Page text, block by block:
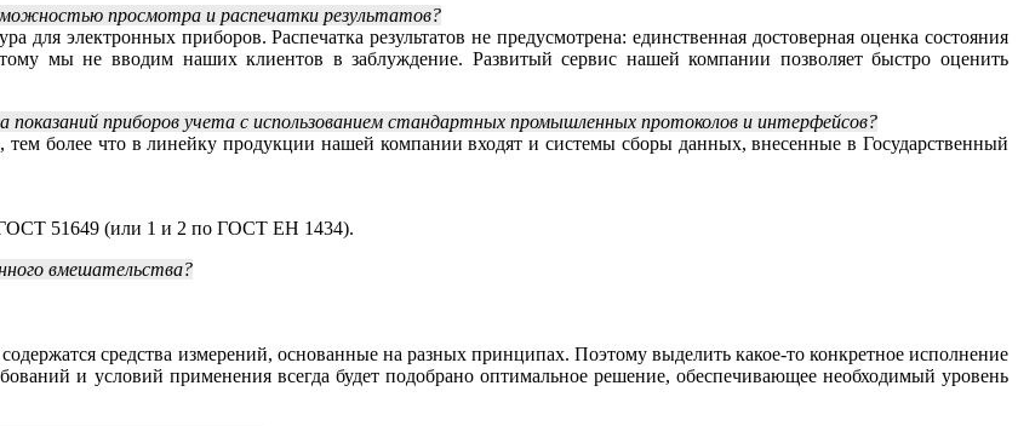
просмотра и распечатки результатов?
для электронных приборов. Распечатка результатов не предусмотрена: единственная достоверная оценка состояния
мы не вводим наших клиентов в заблуждение. Развитый сервис нашей компании позволяет быстро оценить
приборов учета с использованием стандартных промышленных протоколов и интерфейсов?
тем более что в линейку продукции нашей компании входят и системы сборы данных, внесенные в Государственный
ГОСТ 51649 (или 1 и 2 по ГОСТ ЕН 1434).
вмешательства?
средства измерений, основанные на разных принципах. Поэтому выделить какое-то конкретное исполнение
и условий применения всегда будет подобрано оптимальное решение, обеспечивающее необходимый уровень